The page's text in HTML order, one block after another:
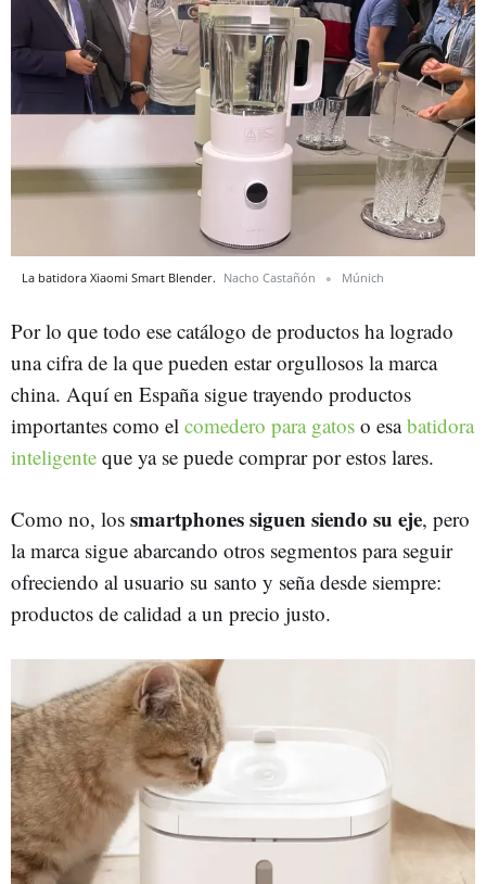
La batidora Xiaomi Smart Blender. Nacho Castañón Múnich
Por lo que todo ese catálogo de productos ha logrado
una cifra de la que pueden estar orgullosos la marca
china. Aquí en España sigue trayendo productos
importantes como el comedero para gatos o esabatidora
inteligente que ya se puede comprar por estos lares.
Como no, los smartphones siguen siendo su eje, pero
la marca sigue abarcando otros segmentos para seguir
ofreciendo al usuario su santo y seña desde siempre:
productos de calidad a un precio justo.